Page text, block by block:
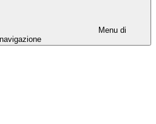
Menu di
navigazione